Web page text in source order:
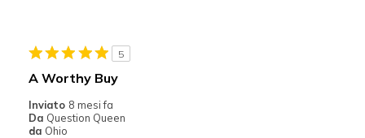
View On Shoes
I'm Into Shoes
5
A Worthy Buy
Inviato 8 mesi fa
Da Question Queen
da Ohio